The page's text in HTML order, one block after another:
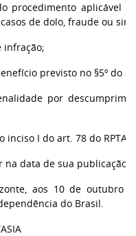
procedimento aplicável à
de dolo, fraude ou
infração;
previsto no §5º do
por
inciso I do art. 78 do RPTA.
data de sua publicação.
aos 10 de outubro
do Brasil.